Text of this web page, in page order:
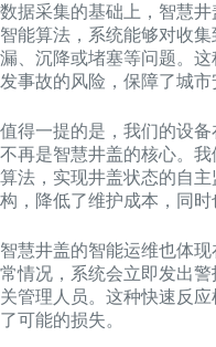
数据采集的基础上，智慧
智能算法，系统能够对收
漏、沉降或堵塞等问题。
发事故的风险，保障了城市
值得一提的是，我们的设
不再是智慧井盖的核心。
算法，实现井盖状态的自
构，降低了维护成本，同时
智慧井盖的智能运维也体
常情况，系统会立即发出
关管理人员。这种快速反
了可能的损失。